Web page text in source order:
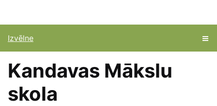
Izvēlne
Kandavas Mākslu
skola